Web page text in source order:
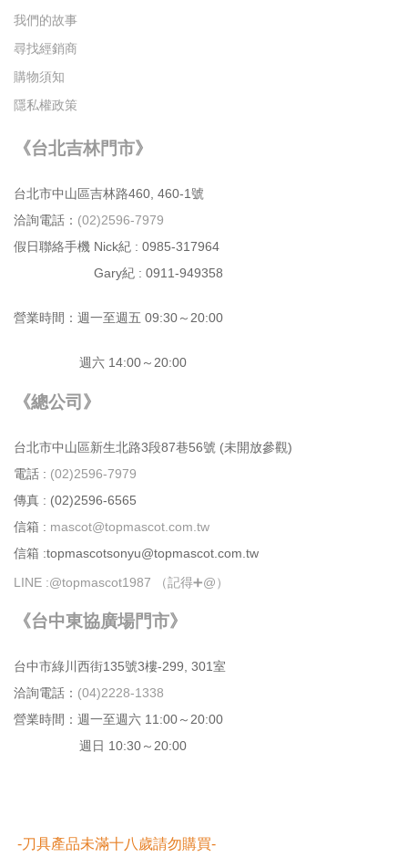
我們的故事
尋找經銷商
購物須知
隱私權政策
《台北吉林門市》
台北市中⼭區吉林路460, 460-1號
洽詢電話： (02)2596-7979
假日聯絡手機 Nick紀 : 0985-317964
Gary紀 : 0911-949358
營業時間：週⼀⾄週五 09:30～20:00
週六 14:00～20:00
《總公司》
台北市中⼭區新⽣北路3段87巷56號 (未開放參觀)
電話 : (02)2596-7979
傳真 : (02)2596-6565
信箱 : mascot@topmascot.com.tw
信箱 :topmascotsonyu@topmascot.com.tw
LINE :@topmascot1987 （記得➕@）
《台中東協廣場門市》
台中市綠川⻄街135號3樓-299, 301室
洽詢電話： (04)2228-1338
營業時間：週⼀⾄週六 11:00～20:00
週日 10:30～20:00
-刀具產品未滿十八歲請勿購買-